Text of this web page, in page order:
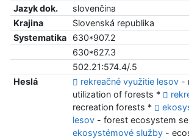
Jazyk dok.
slovenčina
Krajina
Slovenská republika
Systematika
630*907.2
630*627.3
502.21:574.4/.5
Heslá
rekreačné využitie lesov-
utilization of forests *
recreation forests *
lesov- forest ecosystem
ekosystémové služby-